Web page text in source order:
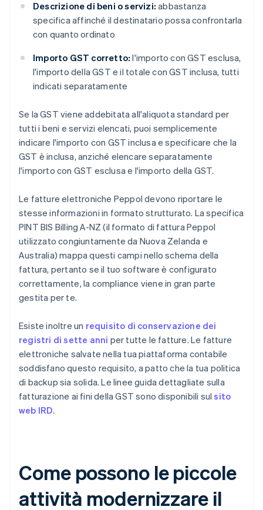
Descrizione di beni o servizi: abbastanza
specifica affinché il destinatario possa confrontarla
con quanto ordinato
Importo GST corretto: l'importo con GST esclusa,
l'importo della GST e il totale con GST inclusa, tutti
indicati separatamente
Se la GST viene addebitata all'aliquota standard per
tutti i beni e servizi elencati, puoi semplicemente
indicare l'importo con GST inclusa e specificare che la
GST è inclusa, anziché elencare separatamente
l'importo con GST esclusa e l'importo della GST.
Le fatture elettroniche Peppol devono riportare le
stesse informazioni in formato strutturato. La specifica
PINT BIS Billing A-NZ (il formato di fattura Peppol
utilizzato congiuntamente da Nuova Zelanda e
Australia) mappa questi campi nello schema della
fattura, pertanto se il tuo software è configurato
correttamente, la compliance viene in gran parte
gestita per te.
Esiste inoltre un requisito di conservazione dei
registri di sette anni per tutte le fatture. Le fatture
elettroniche salvate nella tua piattaforma contabile
soddisfano questo requisito, a patto che la tua politica
di backup sia solida. Le linee guida dettagliate sulla
fatturazione ai fini della GST sono disponibili sulsito
web IRD.
Come possono le piccole
attività modernizzare il